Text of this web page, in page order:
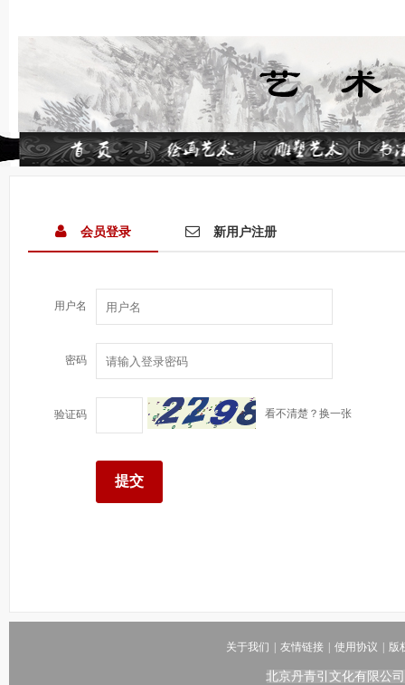
会员登录 新用户注册
用户名
密码
验证码 看不清楚？换一张
关于我们 友情链接 使用协议 版
北京丹青引文化有限公